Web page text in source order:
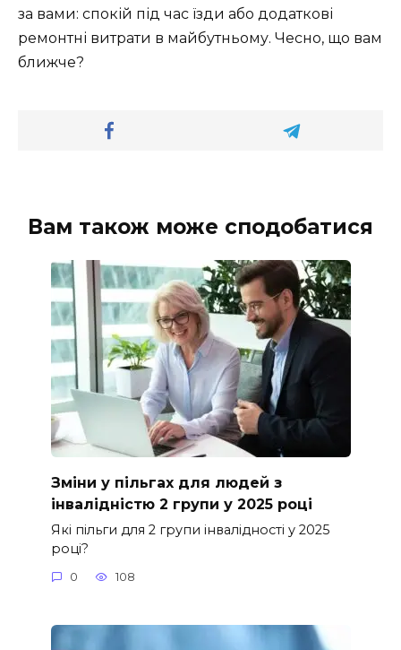
за вами: спокій під час їзди або додаткові
ремонтні витрати в майбутньому. Чесно, що вам
ближче?
Вам також може сподобатися
Зміни у пільгах для людей з
інвалідністю 2 групи у 2025 році
Які пільги для 2 групи інвалідності у 2025
році?
0 108